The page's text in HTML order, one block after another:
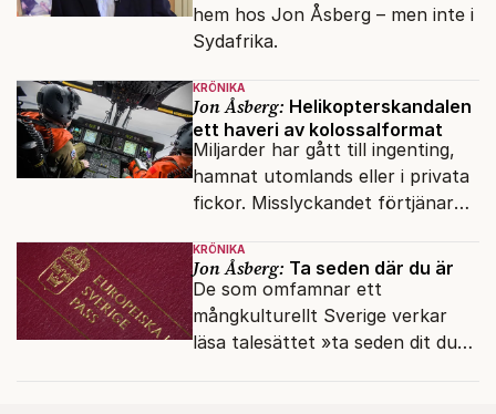
hem hos Jon Åsberg – men inte i
Sydafrika.
KRÖNIKA
Jon Åsberg: Helikopterskandalen
ett haveri av kolossalformat
Miljarder har gått till ingenting,
hamnat utomlands eller i privata
fickor. Misslyckandet förtjänar
KRÖNIKA
Jon Åsberg: Ta seden där du är
De som omfamnar ett
mångkulturellt Sverige verkar
läsa talesättet »ta seden dit du